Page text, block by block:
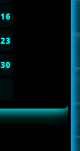
16
23
30